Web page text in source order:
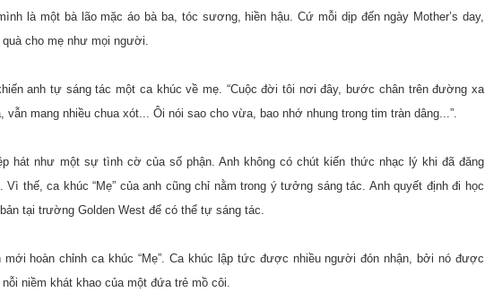
là một bà lão mặc áo bà ba, tóc sương, hiền hậu. Cứ mỗi dịp đến ngày Mother’s day,
cho mẹ như mọi người.
anh tự sáng tác một ca khúc về mẹ. “Cuộc đời tôi nơi đây, bước chân trên đường xa
vẫn mang nhiều chua xót... Ôi nói sao cho vừa, bao nhớ nhung trong tim tràn dâng...”.
hát như một sự tình cờ của số phận. Anh không có chút kiến thức nhạc lý khi đã đăng
Vì thế, ca khúc “Mẹ” của anh cũng chỉ nằm trong ý tưởng sáng tác. Anh quyết định đi học
tại trường Golden West để có thể tự sáng tác.
mới hoàn chỉnh ca khúc “Mẹ”. Ca khúc lập tức được nhiều người đón nhận, bởi nó được
niềm khát khao của một đứa trẻ mồ côi.